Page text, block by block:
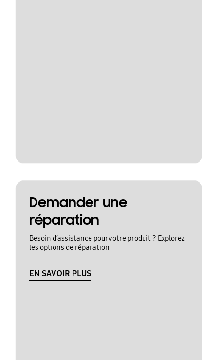
Demander une
réparation
Besoin d’assistance pour votre produit ? Explorez
les options de réparation
EN SAVOIR PLUS